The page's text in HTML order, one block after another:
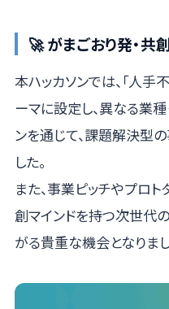
🚀 がまごおり発・共
本ハッカソンでは、「人
ーマに設定し、異なる業
ンを通じて、課題解決型
した。
また、事業ピッチやプロ
創マインドを持つ次世代
がる貴重な機会となりまし